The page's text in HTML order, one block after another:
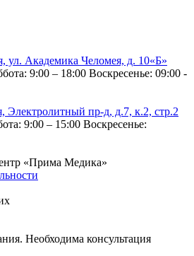
ул. Академика Челомея, д. 10«Б»
9:00 – 18:00 Воскресенье: 09:00 -
Электролитный пр-д, д.7, к.2, стр.2
9:00 – 15:00 Воскресенье:
«Прима Медика»
Необходима консультация